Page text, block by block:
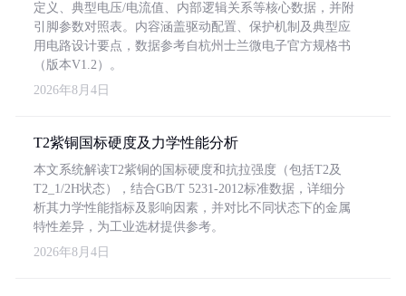
定义、典型电压/电流值、内部逻辑关系等核心数据，并附
引脚参数对照表。内容涵盖驱动配置、保护机制及典型应
用电路设计要点，数据参考自杭州士兰微电子官方规格书
（版本V1.2）。
2026年8月4日
T2紫铜国标硬度及力学性能分析
本文系统解读T2紫铜的国标硬度和抗拉强度（包括T2及
T2_1/2H状态），结合GB/T 5231-2012标准数据，详细分
析其力学性能指标及影响因素，并对比不同状态下的金属
特性差异，为工业选材提供参考。
2026年8月4日